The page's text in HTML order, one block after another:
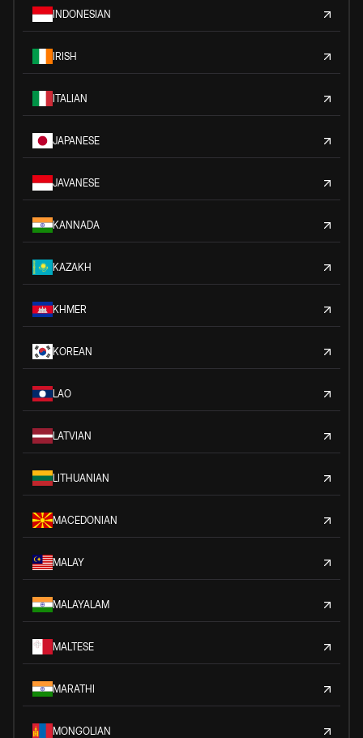
INDONESIAN
IRISH
ITALIAN
JAPANESE
JAVANESE
KANNADA
KAZAKH
KHMER
KOREAN
LAO
LATVIAN
LITHUANIAN
MACEDONIAN
MALAY
MALAYALAM
MALTESE
MARATHI
MONGOLIAN